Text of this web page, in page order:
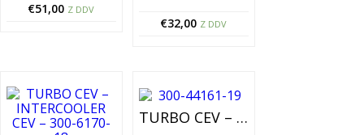
€51,00 Z DDV
€32,00 Z DDV
TURBO CEV – INTERCOLER CEV 300-44161-19